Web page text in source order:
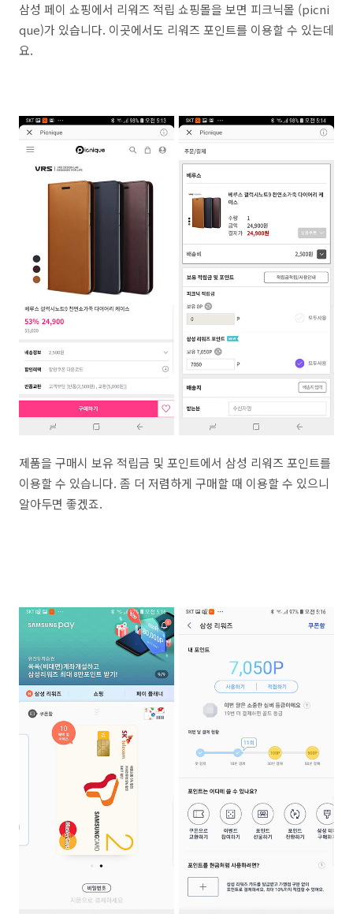
삼성 페이 쇼핑에서 리워즈 적립 쇼핑몰을 보면 피크닉몰 (picni
que)가 있습니다. 이곳에서도 리워즈 포인트를 이용할 수 있는데
요.
제품을 구매시 보유 적립금 및 포인트에서 삼성 리워즈 포인트를
이용할 수 있습니다. 좀 더 저렴하게 구매할 때 이용할 수 있으니
알아두면 좋겠죠.